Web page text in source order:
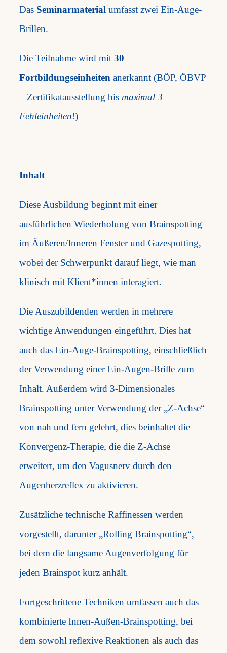
Das Seminarmaterial umfasst zwei Ein-Auge-
Brillen.
Die Teilnahme wird mit 30
Fortbildungseinheiten anerkannt (BÖP, ÖBVP
– Zertifikatausstellung bis maximal 3
Fehleinheiten!)
Inhalt
Diese Ausbildung beginnt mit einer
ausführlichen Wiederholung von Brainspotting
im Äußeren/Inneren Fenster und Gazespotting,
wobei der Schwerpunkt darauf liegt, wie man
klinisch mit Klient*innen interagiert.
Die Auszubildenden werden in mehrere
wichtige Anwendungen eingeführt. Dies hat
auch das Ein-Auge-Brainspotting, einschließlich
der Verwendung einer Ein-Augen-Brille zum
Inhalt. Außerdem wird 3-Dimensionales
Brainspotting unter Verwendung der „Z-Achse“
von nah und fern gelehrt, dies beinhaltet die
Konvergenz-Therapie, die die Z-Achse
erweitert, um den Vagusnerv durch den
Augenherzreflex zu aktivieren.
Zusätzliche technische Raffinessen werden
vorgestellt, darunter „Rolling Brainspotting“,
bei dem die langsame Augenverfolgung für
jeden Brainspot kurz anhält.
Fortgeschrittene Techniken umfassen auch das
kombinierte Innen-Außen-Brainspotting, bei
dem sowohl reflexive Reaktionen als auch das